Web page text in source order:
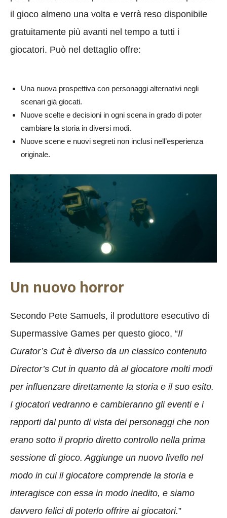
il gioco almeno una volta e verrà reso disponibile
gratuitamente più avanti nel tempo a tutti i
giocatori. Può nel dettaglio offre:
Una nuova prospettiva con personaggi alternativi negli
scenari già giocati.
Nuove scelte e decisioni in ogni scena in grado di poter
cambiare la storia in diversi modi.
Nuove scene e nuovi segreti non inclusi nell’esperienza
originale.
Un nuovo horror
Secondo Pete Samuels, il produttore esecutivo di
Supermassive Games per questo gioco, “Il
Curator’s Cut è diverso da un classico contenuto
Director’s Cut in quanto dà al giocatore molti modi
per influenzare direttamente la storia e il suo esito.
I giocatori vedranno e cambieranno gli eventi e i
rapporti dal punto di vista dei personaggi che non
erano sotto il proprio diretto controllo nella prima
sessione di gioco. Aggiunge un nuovo livello nel
modo in cui il giocatore comprende la storia e
interagisce con essa in modo inedito, e siamo
davvero felici di poterlo offrire ai giocatori.”